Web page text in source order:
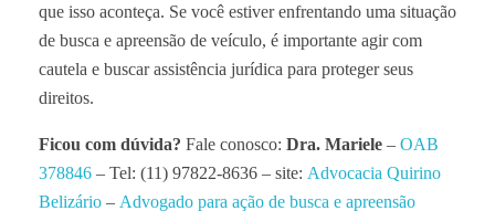
que isso aconteça. Se você estiver enfrentando uma situação
de busca e apreensão de veículo, é importante agir com
cautela e buscar assistência jurídica para proteger seus
direitos.
Ficou com dúvida? Fale conosco: Dra. Mariele – OAB
378846 – Tel: (11) 97822-8636 – site: Advocacia Quirino
Belizário – Advogado para ação de busca e apreensão